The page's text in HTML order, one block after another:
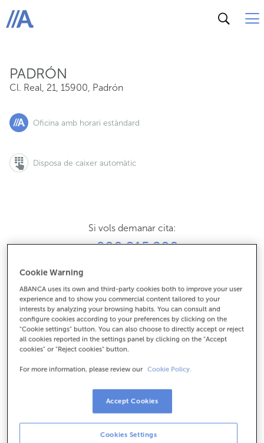
ABANCA
PADRÓN
Cl. Real, 21, 15900, Padrón
Oficina amb horari estàndard
Disposa de caixer automàtic
Si vols demanar cita:
900 815 200
981810197
Com arribar
De dilluns a divendres de8:15 a 14:00.
cita prèviai t'atendrem el dia i hora que
Cookie Warning
ABANCA uses its own and third-party cookies both to improve your user
experience and to show you commercial content tailored to your
interests by analyzing your browsing habits. You can consult and
configure cookies according to your preferences by clicking on the
"Cookie settings" button. You can also choose to directly accept or reject
all cookies reported in the settings panel by clicking on the "Accept
cookies" or "Reject cookies" button.
For more information, please review our Cookie Policy.
Cookies Settings
Accept Cookies
Cl. Real, 21, 15900, Padrón